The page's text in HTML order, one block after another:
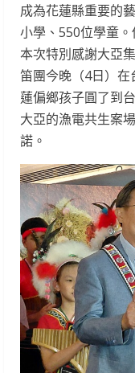
成為花蓮縣重要的
小學、550位學童
本次特別感謝大亞
笛團今晚（4日）
蓮偏鄉孩子圓了到
大亞的漁電共生案
諾。